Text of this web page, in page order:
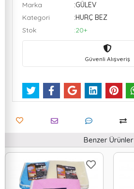
Marka
:GÜLEV
Kategori
:HURÇ BEZ
Stok
:20+
Güvenli Alışveriş
Benzer Ürünler